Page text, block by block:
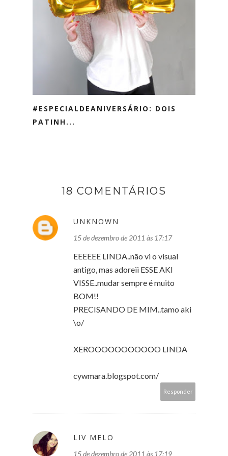
#ESPECIALDEANIVERSÁRIO: DOIS
PATINH...
18 COMENTÁRIOS
UNKNOWN
15 de dezembro de 2011 às 17:17
EEEEEE LINDA..não vi o visual
antigo, mas adoreii ESSE AKI
VISSE..mudar sempre é muito
BOM!!
PRECISANDO DE MIM..tamo aki
\o/
XEROOOOOOOOOOO LINDA
cywmara.blogspot.com/
Responder
LIV MELO
15 de dezembro de 2011 às 17:19